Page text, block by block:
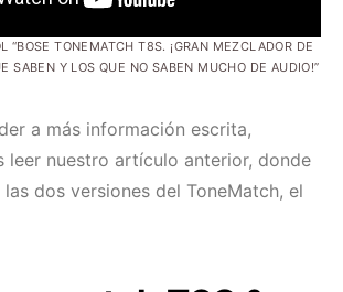
“BOSE TONEMATCH T8S. ¡GRAN MEZCLADOR DE
SABEN Y LOS QUE NO SABEN MUCHO DE AUDIO!”
a más información escrita,
leer nuestro artículo anterior, donde
dos versiones del ToneMatch, el